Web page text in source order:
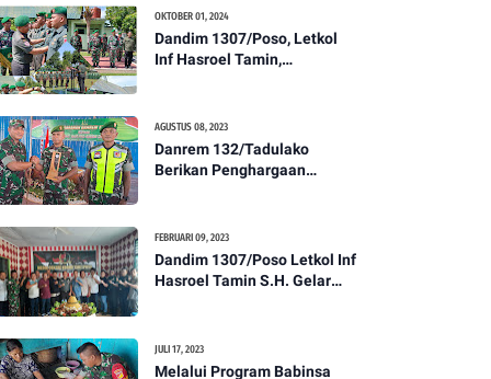
1307/Poso
OKTOBER 01, 2024
Dandim 1307/Poso, Letkol
Inf Hasroel Tamin,
Kenaikan Pangkat Personel
Kodim 1307/Poso
AGUSTUS 08, 2023
Danrem 132/Tadulako
Berikan Penghargaan
FEBRUARI 09, 2023
Dandim 1307/Poso Letkol Inf
Hasroel Tamin S.H. Gelar
Tahun 2023
JULI 17, 2023
Melalui Program Babinsa